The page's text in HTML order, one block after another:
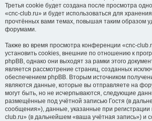
Третья cookie будет создана после просмотра
«cnc-club.ru» и будет использоваться для
прочтённых вами темах, повышая таким образом
форумами.
Также во время просмотра конференции «cnc-
установить cookies, внешние по отношению к
phpBB, однако они выходят за рамки этого
является рассмотрение страниц, созданных
обеспечением phpBB. Вторым источником
являются данные, которые вы отправляете на
могут быть, но не исчерпываются, следующие
размещённые под учётной записью Гостя (в
сообщения»), данные, указанные при
club.ru» (в дальнейшем «ваша учётная запись») и